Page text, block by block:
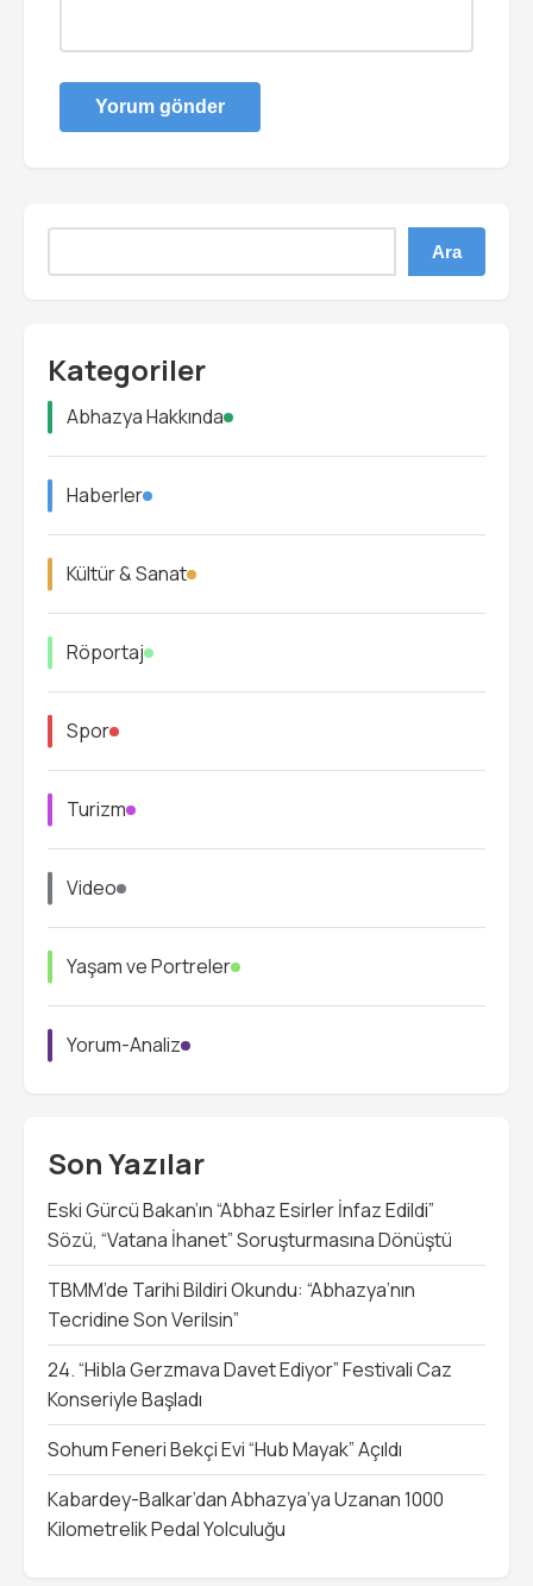
Ara
Kategoriler
Abhazya Hakkında
Haberler
Kültür & Sanat
Röportaj
Spor
Turizm
Video
Yaşam ve Portreler
Yorum-Analiz
Son Yazılar
Eski Gürcü Bakan’ın “Abhaz Esirler İnfaz Edildi”
Sözü, “Vatana İhanet” Soruşturmasına Dönüştü
TBMM’de Tarihi Bildiri Okundu: “Abhazya’nın
Tecridine Son Verilsin”
24. “Hibla Gerzmava Davet Ediyor” Festivali Caz
Konseriyle Başladı
Sohum Feneri Bekçi Evi “Hub Mayak” Açıldı
Kabardey-Balkar’dan Abhazya’ya Uzanan 1000
Kilometrelik Pedal Yolculuğu